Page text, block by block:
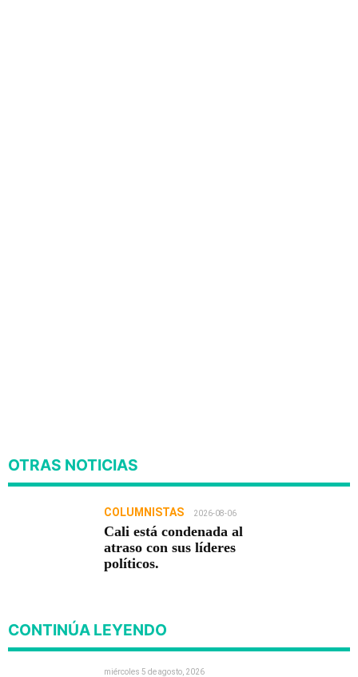
OTRAS NOTICIAS
COLUMNISTAS 2026-08-06
Cali está condenada al
atraso con sus líderes
políticos.
CONTINÚA LEYENDO
miércoles 5 de agosto, 2026